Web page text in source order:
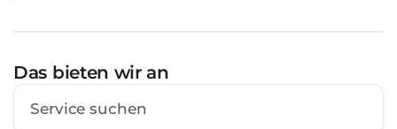
Das bieten wir an